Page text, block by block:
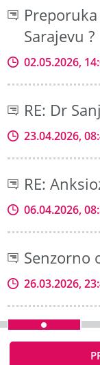
Sarajevu ?
02.05.2026,
RE: Dr
23.04.2026,
RE:
06.04.2026,
Senzorno
26.03.2026,